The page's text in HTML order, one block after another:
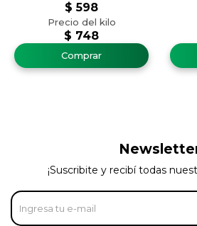
$ 748
$ 598
¡Suscribite y recibí todas